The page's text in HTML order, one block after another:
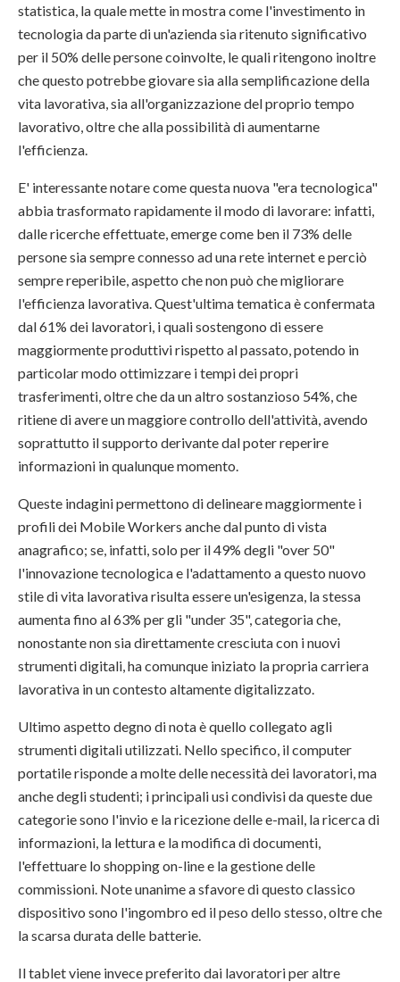
statistica, la quale mette in mostra come l'investimento in
tecnologia da parte di un'azienda sia ritenuto significativo
per il 50% delle persone coinvolte, le quali ritengono inoltre
che questo potrebbe giovare sia alla semplificazione della
vita lavorativa, sia all'organizzazione del proprio tempo
lavorativo, oltre che alla possibilità di aumentarne
l'efficienza.
E' interessante notare come questa nuova "era tecnologica"
abbia trasformato rapidamente il modo di lavorare: infatti,
dalle ricerche effettuate, emerge come ben il 73% delle
persone sia sempre connesso ad una rete internet e perciò
sempre reperibile, aspetto che non può che migliorare
l'efficienza lavorativa. Quest'ultima tematica è confermata
dal 61% dei lavoratori, i quali sostengono di essere
maggiormente produttivi rispetto al passato, potendo in
particolar modo ottimizzare i tempi dei propri
trasferimenti, oltre che da un altro sostanzioso 54%, che
ritiene di avere un maggiore controllo dell'attività, avendo
soprattutto il supporto derivante dal poter reperire
informazioni in qualunque momento.
Queste indagini permettono di delineare maggiormente i
profili dei Mobile Workers anche dal punto di vista
anagrafico; se, infatti, solo per il 49% degli "over 50"
l'innovazione tecnologica e l'adattamento a questo nuovo
stile di vita lavorativa risulta essere un'esigenza, la stessa
aumenta fino al 63% per gli "under 35", categoria che,
nonostante non sia direttamente cresciuta con i nuovi
strumenti digitali, ha comunque iniziato la propria carriera
lavorativa in un contesto altamente digitalizzato.
Ultimo aspetto degno di nota è quello collegato agli
strumenti digitali utilizzati. Nello specifico, il computer
portatile risponde a molte delle necessità dei lavoratori, ma
anche degli studenti; i principali usi condivisi da queste due
categorie sono l'invio e la ricezione delle e-mail, la ricerca di
informazioni, la lettura e la modifica di documenti,
l'effettuare lo shopping on-line e la gestione delle
commissioni. Note unanime a sfavore di questo classico
dispositivo sono l'ingombro ed il peso dello stesso, oltre che
la scarsa durata delle batterie.
Il tablet viene invece preferito dai lavoratori per altre